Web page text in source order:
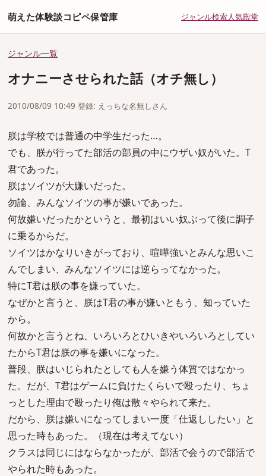
萌えた体験談コピペ保管庫 ジャンル検索人気殿堂
ジャンル一覧
オナニーさせられた話（オチ無し）
2010/08/09 10:49 登録: えっちな名無しさん
朕は学校では普通の中学生だった…。
でも、朕が行ってた部活の部員の中にウザい奴がいた。T
君であった。
朕はソイツが大嫌いだった。
勿論、みんなソイツの事が嫌いであった。
何故嫌いだったかというと、最初はいい奴ぶって後に調子
に乗るからだ。
ソイツはかなりいきがっており、喧嘩強いとみんな思いこ
んでしまい、みんなソイツには逆らってなかった。
特にT君は朕の事を嫌っていた。
なぜかと言うと、朕はT君の事が嫌いともう、知っていた
から。
何故かと言うとね、いろいろとひいきやいろいろとしてい
たからT君は朕の事を嫌いになった。
普段、朕はいじられたとしても人を嫌う体質ではなかっ
た。だが、T君はゲームに負けたくらいで殴ったり、ちょ
っとした理由で殴ったり俺は散々やられて来た。
だから、朕は嫌いになってしまい一度「仕返ししたい」と
思った時もあった。（現在は考えてない）
クラスは同じにはならなかったが、部活で会うので部活で
やられた時もあった。